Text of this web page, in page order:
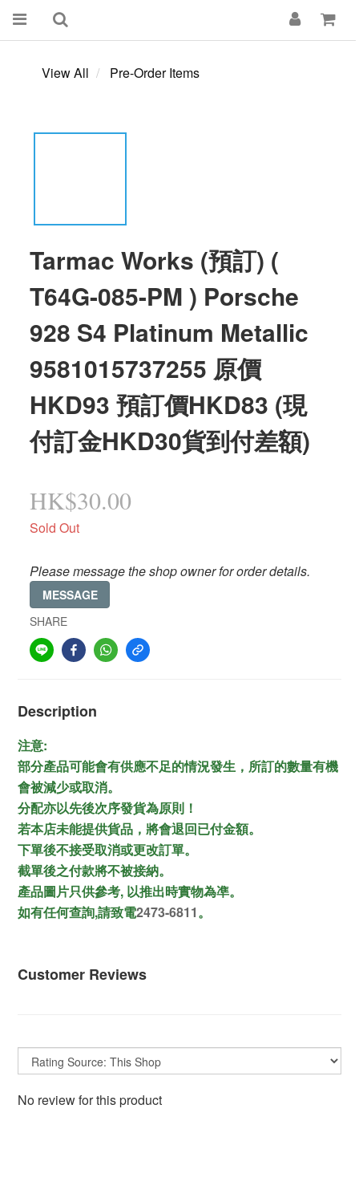
View All Pre-Order Items
Tarmac Works (預訂) (
T64G-085-PM ) Porsche
928 S4 Platinum Metallic
9581015737255 原價
HKD93 預訂價HKD83 (現
付訂金HKD30貨到付差額)
HK$30.00
Sold Out
Please message the shop owner for order details.
MESSAGE
SHARE
Description
注意:
部分產品可能會有供應不足的情況發生，所訂的數量有機
會被減少或取消。
分配亦以先後次序發貨為原則！
若本店未能提供貨品，將會退回已付金額。
下單後不接受取消或更改訂單。
截單後之付款將不被接納。
產品圖片只供參考, 以推出時實物為凖。
如有任何查詢,請致電2473-6811 。
Customer Reviews
No review for this product